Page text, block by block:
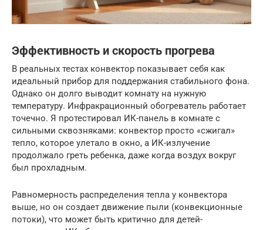
Эффективность и скорость прогрева
В реальных тестах конвектор показывает себя как
идеальный прибор для поддержания стабильного фона.
Однако он долго выводит комнату на нужную
температуру. Инфракрационный обогреватель работает
точечно. Я протестировал ИК-панель в комнате с
сильными сквозняками: конвектор просто «сжигал»
тепло, которое улетало в окно, а ИК-излучение
продолжало греть ребенка, даже когда воздух вокруг
был прохладным.
Равномерность распределения тепла у конвектора
выше, но он создает движение пыли (конвекционные
потоки), что может быть критично для детей-